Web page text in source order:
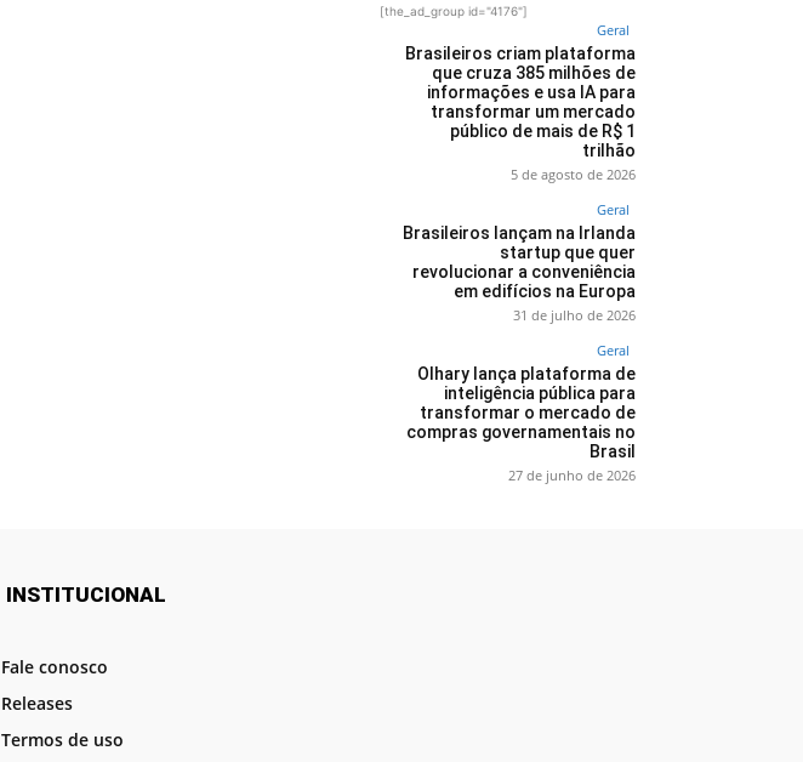
[the_ad_group id="4176"]
Geral
Brasileiros criam plataforma
que cruza 385 milhões de
informações e usa IA para
transformar um mercado
público de mais de R$ 1
trilhão
5 de agosto de 2026
Geral
Brasileiros lançam na Irlanda
startup que quer
revolucionar a conveniência
em edifícios na Europa
31 de julho de 2026
Geral
Olhary lança plataforma de
inteligência pública para
transformar o mercado de
compras governamentais no
Brasil
27 de junho de 2026
INSTITUCIONAL
Fale conosco
Releases
Termos de uso